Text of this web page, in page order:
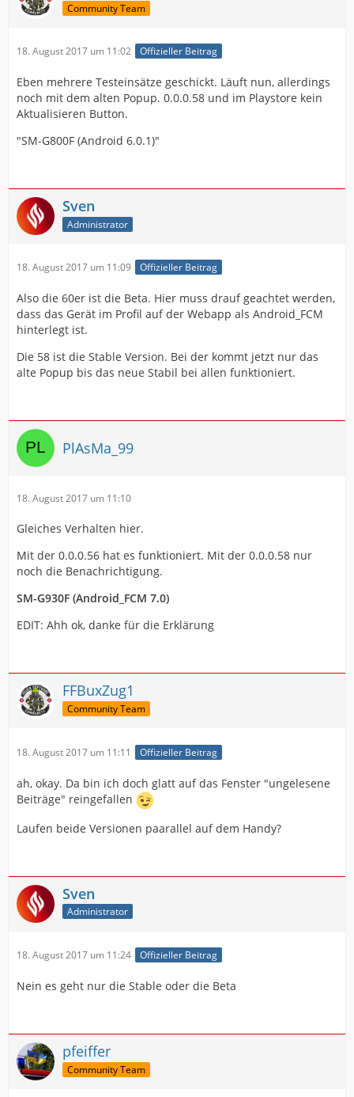
Community Team
18. August 2017 um 11:02 Offizieller Beitrag
Eben mehrere Testeinsätze geschickt. Läuft nun, allerdings
noch mit dem alten Popup. 0.0.0.58 und im Playstore kein
Aktualisieren Button.
"SM-G800F (Android 6.0.1)"
Sven
Administrator
18. August 2017 um 11:09 Offizieller Beitrag
Also die 60er ist die Beta. Hier muss drauf geachtet werden,
dass das Gerät im Profil auf der Webapp als Android_FCM
hinterlegt ist.
Die 58 ist die Stable Version. Bei der kommt jetzt nur das
alte Popup bis das neue Stabil bei allen funktioniert.
PlAsMa_99
18. August 2017 um 11:10
Gleiches Verhalten hier.
Mit der 0.0.0.56 hat es funktioniert. Mit der 0.0.0.58 nur
noch die Benachrichtigung.
SM-G930F (Android_FCM 7.0)
EDIT: Ahh ok, danke für die Erklärung
FFBuxZug1
Community Team
18. August 2017 um 11:11 Offizieller Beitrag
ah, okay. Da bin ich doch glatt auf das Fenster "ungelesene
Beiträge" reingefallen
Laufen beide Versionen paarallel auf dem Handy?
Sven
Administrator
18. August 2017 um 11:24 Offizieller Beitrag
Nein es geht nur die Stable oder die Beta
pfeiffer
Community Team